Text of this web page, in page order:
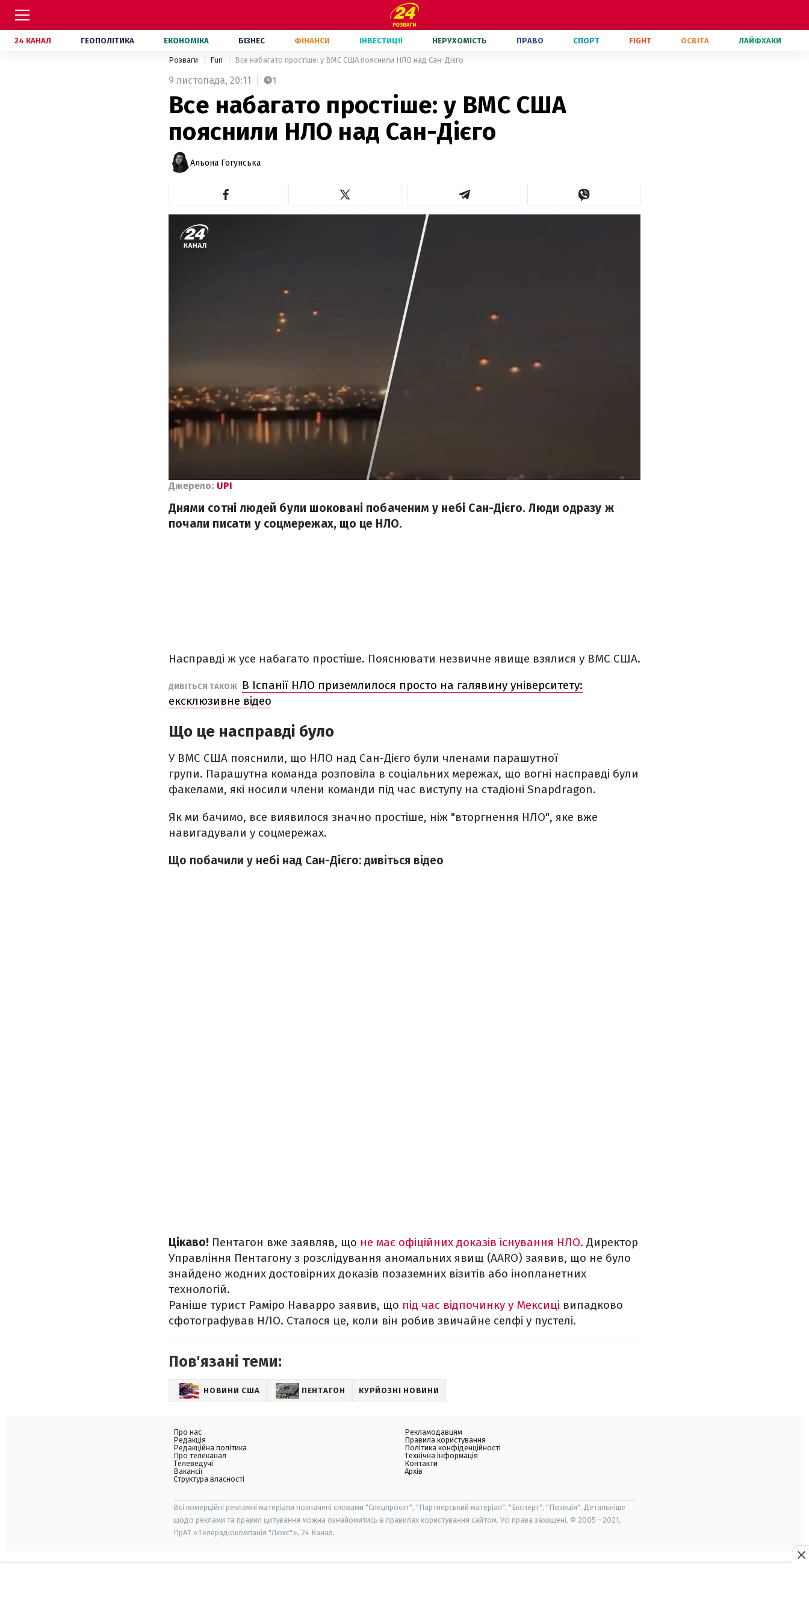
24 КАНАЛ ГЕОПОЛІТИКА ЕКОНОМІКА БІЗНЕС ФІНАНСИ ІНВЕСТИЦІЇ НЕРУХОМІСТЬ ПРАВО СПОРТ FIGHT ОСВІТА ЛАЙФХАКИ
Розваги Fun Все набагато простіше: у ВМС США пояснили НЛО над Сан-Дієго
9 листопада, 20:11 1
Все набагато простіше: у ВМС США
пояснили НЛО над Сан-Дієго
Альона Гогунська
Джерело: UPI
Днями сотні людей були шоковані побаченим у небі Сан-Дієго. Люди одразу ж
почали писати у соцмережах, що це НЛО.
Насправді ж усе набагато простіше. Пояснювати незвичне явище взялися у ВМС США.
ДИВІТЬСЯ ТАКОЖ
В Іспанії НЛО приземлилося просто на галявину університету:
ексклюзивне відео
Що це насправді було
У ВМС США пояснили, що НЛО над Сан-Дієго були членами парашутної
групи. Парашутна команда розповіла в соціальних мережах, що вогні насправді були
факелами, які носили члени команди під час виступу на стадіоні Snapdragon.
Як ми бачимо, все виявилося значно простіше, ніж "вторгнення НЛО", яке вже
навигадували у соцмережах.
Що побачили у небі над Сан-Дієго: дивіться відео
Цікаво! Пентагон вже заявляв, що не має офіційних доказів існування НЛО. Директор
Управління Пентагону з розслідування аномальних явищ (AARO) заявив, що не було
знайдено жодних достовірних доказів позаземних візитів або інопланетних
технологій.
Раніше турист Раміро Наварро заявив, що під час відпочинку у Мексиці випадково
сфотографував НЛО. Сталося це, коли він робив звичайне селфі у пустелі.
Пов'язані теми:
НОВИНИ США ПЕНТАГОН КУРЙОЗНІ НОВИНИ
Про нас
Редакція
Редакційна політика
Про телеканал
Телеведучі
Вакансії
Структура власності
Рекламодавцям
Правила користування
Політика конфіденційності
Технічна інформація
Контакти
Архів
Всі комерційні рекламні матеріали позначені словами "Спецпроєкт", "Партнерський матеріал", "Експерт", "Позиція". Детальніше
щодо реклами та правил цитування можна ознайомитись в правилах користування сайтом. Усі права захищені. © 2005—2021,
ПрАТ «Телерадіокомпанія "Люкс"», 24 Канал.